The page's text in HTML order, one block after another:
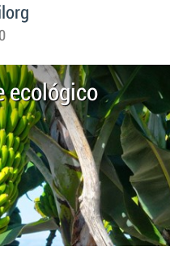
ecológico